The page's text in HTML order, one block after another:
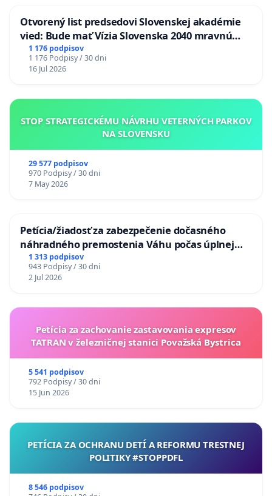
Otvorený list predsedovi Slovenskej akadémie
vied: Bude mať Vízia Slovenska 2040 mravnú
chrbticu?
1 176 podpisov
1 176 Podpisy / 30 dni
16 Jul 2026
STOP STRATEGICKÉMU NÁVRHU VETERNÝCH PARKOV
NA SLOVENSKU
29 577 podpisov
970 Podpisy / 30 dni
7 May 2026
Petícia/žiadosť za zabezpečenie dočasného
náhradného premostenia Váhu počas úplnej
uzávery Vážskeho mosta v Komárne
1 313 podpisov
943 Podpisy / 30 dni
2 Jul 2026
Petícia za zachovanie zastavovania expresov
TATRAN v železničnej stanici Považská Bystrica
5 541 podpisov
792 Podpisy / 30 dni
15 Jun 2026
PETÍCIA ZA OCHRANU DETÍ A REFORMU TRESTNEJ
POLITIKY #STOPPDFL
8 546 podpisov